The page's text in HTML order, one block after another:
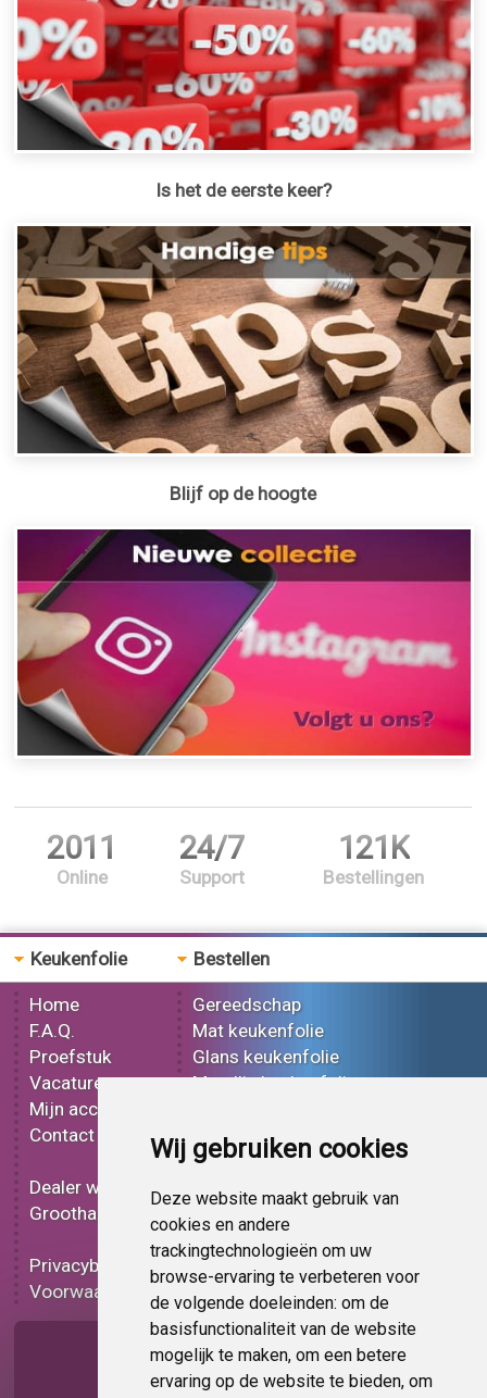
Wij gebruiken cookies
Deze website maakt gebruik van
cookies en andere
trackingtechnologieën om uw
browse-ervaring te verbeteren voor
de volgende doeleinden: om de
basisfunctionaliteit van de website
mogelijk te maken, om een betere
ervaring op de website te bieden, om
Is het de eerste keer?
Blijf op de hoogte
2011
Online
24/7
Support
121K
Bestellingen
Keukenfolie
Home
F.A.Q.
Proefstuk
Vacatures
Mijn account
Contact
Dealer worden
Groothandel
Privacybeleid
Voorwaarden
Bestellen
Gereedschap
Mat keukenfolie
Glans keukenfolie
Metallic keukenfolie
Effect keukenfolie
Bedrukt keukenfolie
Carbon keukenfolie
Lampen folie
Functionele folie
Keukenfolie korting
Op bestelling
Pagina delen